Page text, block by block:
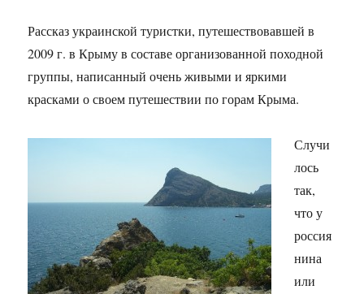
Рассказ украинской туристки, путешествовавшей в
2009 г. в Крыму в составе организованной походной
группы, написанный очень живыми и яркими
красками о своем путешествии по горам Крыма.
Случи
лось
так,
что у
россия
нина
или